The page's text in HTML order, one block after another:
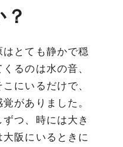
とても静かで穏
るのは水の音、
にいるだけで、
がありました。
つ、時には大き
阪にいるときに